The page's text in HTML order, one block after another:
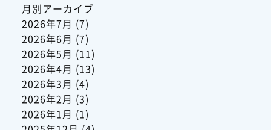
月別アーカイブ
2026年7月 (7)
2026年6月 (7)
2026年5月 (11)
2026年4月 (13)
2026年3月 (4)
2026年2月 (3)
2026年1月 (1)